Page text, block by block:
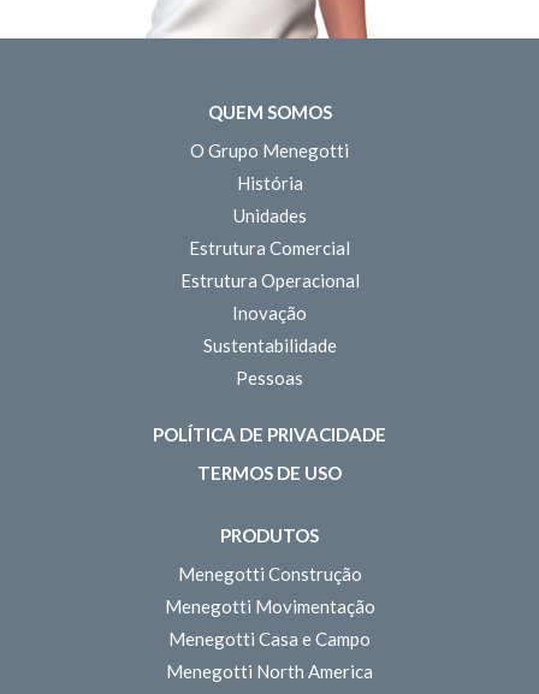
QUEM SOMOS
O Grupo Menegotti
História
Unidades
Estrutura Comercial
Estrutura Operacional
Inovação
Sustentabilidade
Pessoas
POLÍTICA DE PRIVACIDADE
TERMOS DE USO
PRODUTOS
Menegotti Construção
Menegotti Movimentação
Menegotti Casa e Campo
Menegotti North America